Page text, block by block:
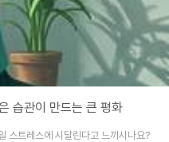
습관이 만드는 큰 평화
스트레스에 시달린다고 느끼시나요?